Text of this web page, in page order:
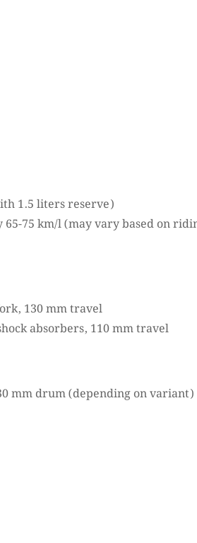
1.5 liters reserve)
75 km/l (may vary based on
130 mm travel
absorbers, 110 mm travel
mm drum (depending on variant)